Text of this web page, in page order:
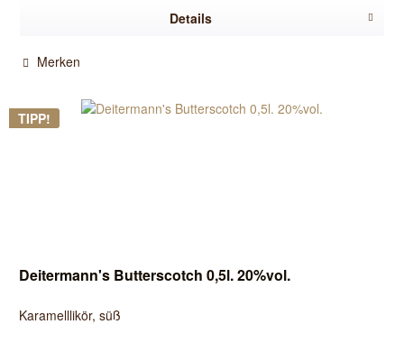
Details
Merken
TIPP!
Deitermann's Butterscotch 0,5l. 20%vol.
Karamelllikör, süß